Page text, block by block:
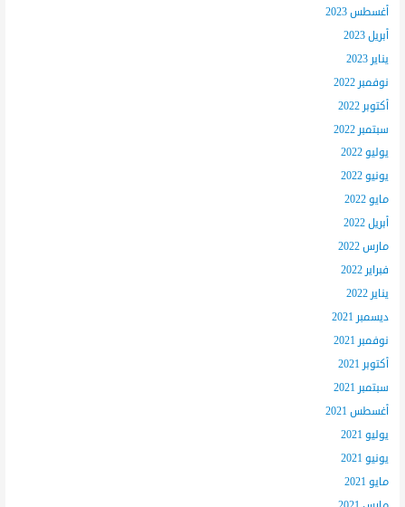
أغسطس 2023
أبريل 2023
يناير 2023
نوفمبر 2022
أكتوبر 2022
سبتمبر 2022
يوليو 2022
يونيو 2022
مايو 2022
أبريل 2022
مارس 2022
فبراير 2022
يناير 2022
ديسمبر 2021
نوفمبر 2021
أكتوبر 2021
سبتمبر 2021
أغسطس 2021
يوليو 2021
يونيو 2021
مايو 2021